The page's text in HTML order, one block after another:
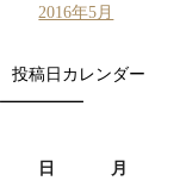
2016年5月
投稿日カレンダー
日 月